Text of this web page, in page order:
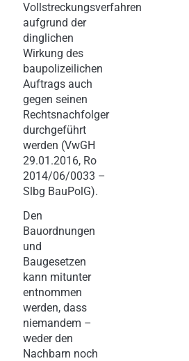
Vollstreckungsverfahren
aufgrund der
dinglichen
Wirkung des
baupolizeilichen
Auftrags auch
gegen seinen
Rechtsnachfolger
durchgeführt
werden (VwGH
29.01.2016, Ro
2014/06/0033 –
Slbg BauPolG).
Den
Bauordnungen
und
Baugesetzen
kann mitunter
entnommen
werden, dass
niemandem –
weder den
Nachbarn noch